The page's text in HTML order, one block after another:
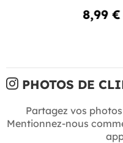
8,99 €
PHOTOS DE
Partagez vos
Mentionnez-nous